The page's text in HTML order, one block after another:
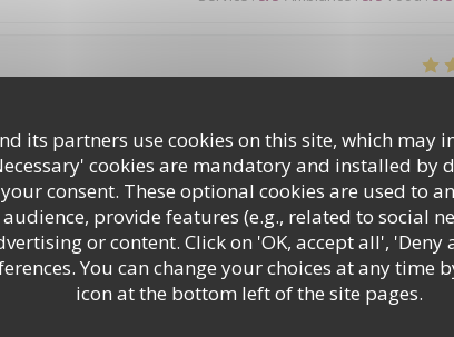
its partners use cookies on this site, which may
cookies are mandatory and installed by
consent. These optional cookies are used to
provide features (e.g., related to social
or content. Click on 'OK, accept all', 'Deny
You can change your choices at any time
icon at the bottom left of the site pages.
!
/5 Ambiance Food 5/5
Je recommande